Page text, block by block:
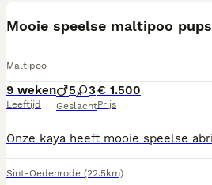
Mooie speelse maltipoo pups
Maltipoo
9 weken
Leeftijd
5 3
Geslacht
€ 1.500
Prijs
Sint-Oedenrode (22.5km)